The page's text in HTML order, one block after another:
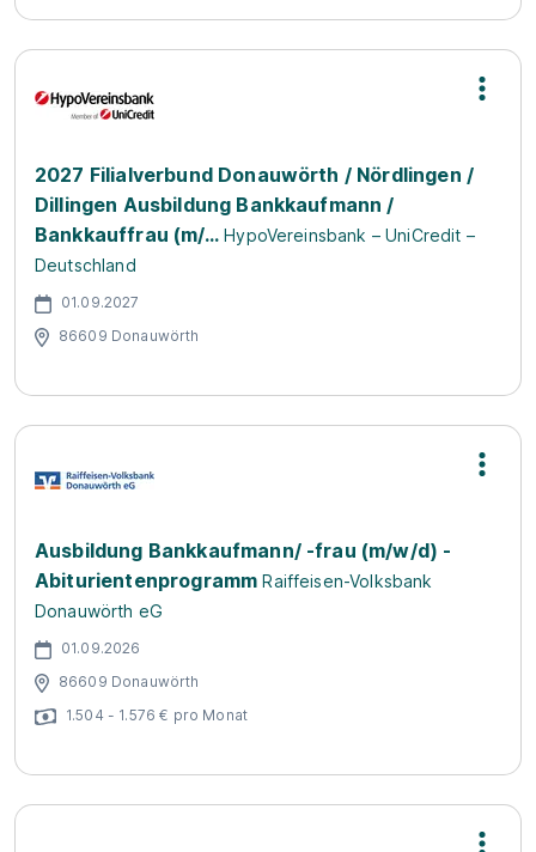
2027 Filialverbund Donauwörth / Nördlingen /
Dillingen Ausbildung Bankkaufmann /
Bankkauffrau (m/... HypoVereinsbank – UniCredit –
Deutschland
01.09.2027
86609 Donauwörth
Ausbildung Bankkaufmann/ -frau (m/w/d) -
Abiturientenprogramm Raiffeisen-Volksbank
Donauwörth eG
01.09.2026
86609 Donauwörth
1.504 - 1.576 € pro Monat